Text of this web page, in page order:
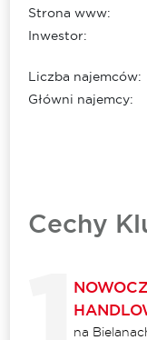
Strona www:
Inwestor:
Liczba najemców:
Główni najemcy:
Cechy
na